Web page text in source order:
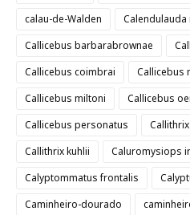
calau-de-Walden
Calendulauda
Callicebus barbarabrownae
Callicebus coimbrai
Callicebus
Callicebus miltoni
Callicebus
Callicebus personatus
Callithrix kuhlii
Caluromysiops
Calyptommatus frontalis
Caminheiro-dourado